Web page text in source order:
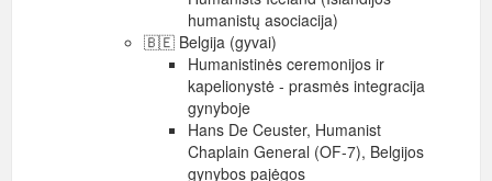
humanistų asociacija)
🇧🇪 Belgija (gyvai)
Humanistinės ceremonijos ir
kapelionystė - prasmės integracija
gynyboje
Hans De Ceuster, Humanist
Chaplain General (OF-7), Belgijos
gynybos pajėgos